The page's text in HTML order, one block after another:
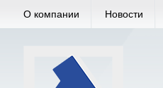
О компании Новости